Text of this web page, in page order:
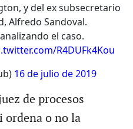
y del ex subsecretario
Alfredo Sandoval.
el caso.
R4DUFk4Kou
16 de julio de 2019
de procesos
ordena o no la